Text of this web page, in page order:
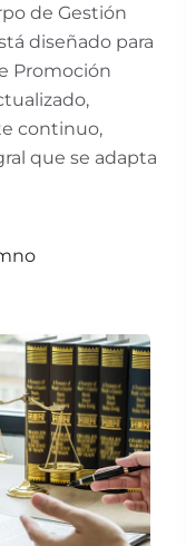
de Gestión
diseñado para
Promoción
continuo,
que se adapta